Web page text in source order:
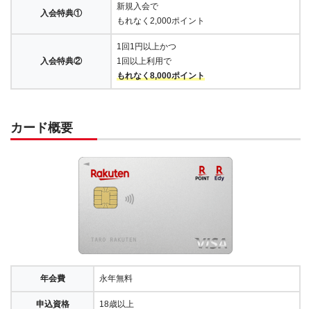
入会特典①
新規入会で
もれなく2,000ポイント
入会特典②
1回1円以上かつ
1回以上利用で
もれなく8,000ポイント
カード概要
年会費 永年無料
申込資格 18歳以上